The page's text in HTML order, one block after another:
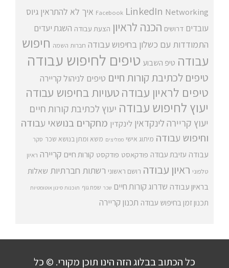
Facebook LinkedIn Networking איך לא להתראין גיוס
עובדים דרושים הכנה לראיון הצעת עבודה השגת יעדים
התמודדות עם כשלון בחיפוש עבודה חברות השמה חיפוש
עבודה טיפ השבוע טיפים לחיפוש עבודה
טיפים לכתיבת קורות חיים טיפים לניהול קריירה
טיפים לראיון עבודהטעויות בחיפוש עבודה
יעוץ לחיפוש עבודה יעוץ לכתיבת קורות חיים
יעוץ קריירה לינקדאין לינקדין מחקרים בנושאי עבודה
וחיפוש עבודה מיתוג אישי ממליצים משא ומתן בנושא שכר סקר
עבודה עזיבת עבודה פודקאסט פודקסט קורות חיים קריירה ראיון
טלפוני ראיון עבודה רושם ראשוני רשתות חברתיות שאלות
בראיון עבודה שדרוג קורות חיים שכר שפת גוף תוכנות סינון אוטומטיות
תכנון זמן בחיפוש עבודה תכנון קריירה
כל הכתוב בבלוג הזה הינו תוכן מקורי. © כל